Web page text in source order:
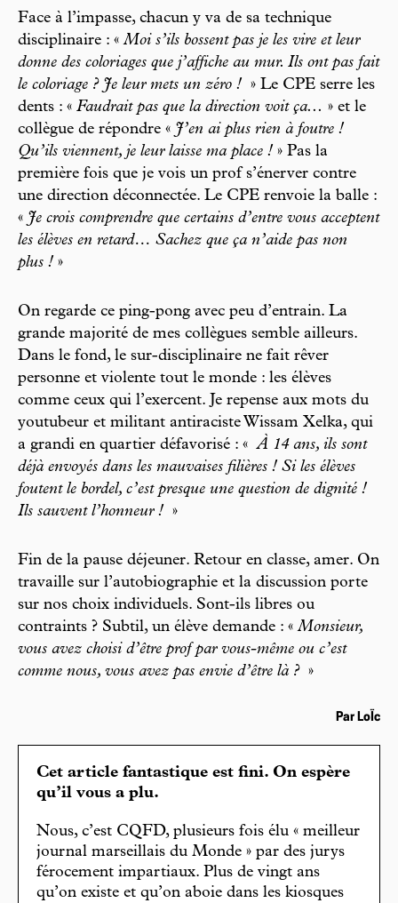
Face à l’impasse, chacun y va de sa technique
disciplinaire : «Moi s’ils bossent pas je les vire et leur
donne des coloriages que j’affiche au mur. Ils ont pas fait
le coloriage ? Je leur mets un zéro ! » Le CPE serre les
dents : « Faudrait pas que la direction voit ça... » et le
collègue de répondre « J’en ai plus rien à foutre !
Qu’ils viennent, je leur laisse ma place ! » Pas la
première fois que je vois un prof s’énerver contre
une direction déconnectée. Le CPE renvoie la balle :
« Je crois comprendre que certains d’entre vous acceptent
les élèves en retard… Sachez que ça n’aide pas non
plus ! »
On regarde ce ping-pong avec peu d’entrain. La
grande majorité de mes collègues semble ailleurs.
Dans le fond, le sur-disciplinaire ne fait rêver
personne et violente tout le monde : les élèves
comme ceux qui l’exercent. Je repense aux mots du
youtubeur et militant antiraciste Wissam Xelka, qui
a grandi en quartier défavorisé : « À 14 ans, ils sont
déjà envoyés dans les mauvaises filières ! Si les élèves
foutent le bordel, c’est presque une question de dignité !
Ils sauvent l’honneur ! »
Fin de la pause déjeuner. Retour en classe, amer. On
travaille sur l’autobiographie et la discussion porte
sur nos choix individuels. Sont-ils libres ou
contraints ? Subtil, un élève demande : «Monsieur,
vous avez choisi d’être prof par vous-même ou c’est
comme nous, vous avez pas envie d’être là ? »
Par LoÏc
Cet article fantastique est fini. On espère
qu’il vous a plu.
Nous, c’est CQFD, plusieurs fois élu « meilleur
journal marseillais du Monde » par des jurys
férocement impartiaux. Plus de vingt ans
qu’on existe et qu’on aboie dans les kiosques